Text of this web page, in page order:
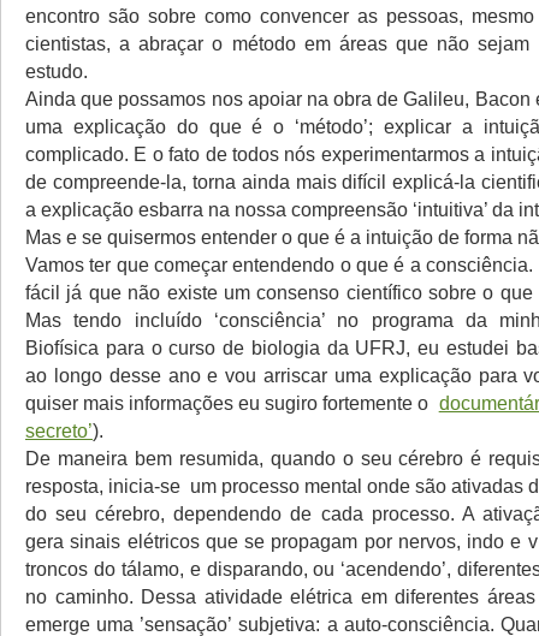
encontro são sobre como convencer as pessoas, mesmo
cientistas, a abraçar o método em áreas que não
estudo.
Ainda que possamos nos apoiar na obra de Galileu, Bacon
uma explicação do que é o ‘método’; explicar a
complicado. E o fato de todos nós experimentarmos a
de compreende-la, torna ainda mais difícil explicá-la
a explicação esbarra na nossa compreensão ‘intuitiva’ da
Mas e se quisermos entender o que é a intuição de forma
Vamos ter que começar entendendo o que é a
fácil já que não existe um consenso científico sobre o
Mas tendo incluído ‘consciência’ no programa da
Biofísica para o curso de biologia da UFRJ, eu estudei
ao longo desse ano e vou arriscar uma explicação para
quiser mais informações eu sugiro fortemente o
secreto’).
De maneira bem resumida, quando o seu cérebro é
resposta, inicia-se um processo mental onde são ativadas
do seu cérebro, dependendo de cada processo. A
gera sinais elétricos que se propagam por nervos, indo e
troncos do tálamo, e disparando, ou ‘acendendo’,
no caminho. Dessa atividade elétrica em diferentes
emerge uma ’sensação’ subjetiva: a auto-consciência.